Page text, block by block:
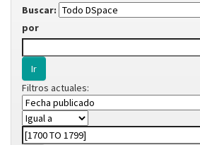
Buscar:
por
Filtros actuales: